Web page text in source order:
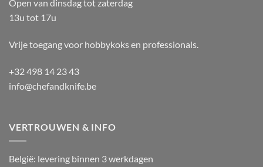
Open van dinsdag tot zaterdag
13u tot 17u
Vrije toegang voor hobbykoks en professionals.
+32 498 14 23 43
info@chefandknife.be
VERTROUWEN & INFO
België: levering binnen 3 werkdagen